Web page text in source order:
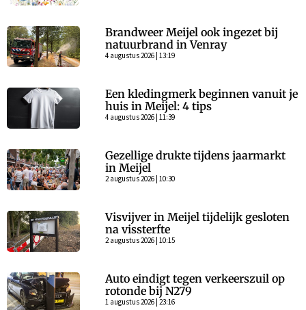
Brandweer Meijel ook ingezet bij
natuurbrand in Venray
4 augustus 2026 | 13:19
Een kledingmerk beginnen vanuit je
huis in Meijel: 4 tips
4 augustus 2026 | 11:39
Gezellige drukte tijdens jaarmarkt
in Meijel
2 augustus 2026 | 10:30
Visvijver in Meijel tijdelijk gesloten
na vissterfte
2 augustus 2026 | 10:15
Auto eindigt tegen verkeerszuil op
rotonde bij N279
1 augustus 2026 | 23:16